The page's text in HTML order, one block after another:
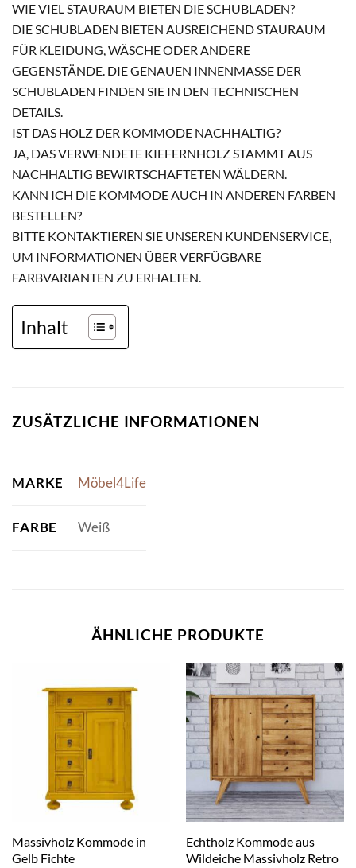
WIE VIEL STAURAUM BIETEN DIE SCHUBLADEN?
DIE SCHUBLADEN BIETEN AUSREICHEND STAURAUM
FÜR KLEIDUNG, WÄSCHE ODER ANDERE
GEGENSTÄNDE. DIE GENAUEN INNENMASSE DER S
CHUBLADEN FINDEN SIE IN DEN TECHNISCHEN D
ETAILS.
IST DAS HOLZ DER KOMMODE NACHHALTIG?
JA, DAS VERWENDETE KIEFERNHOLZ STAMMT AUS
NACHHALTIG BEWIRTSCHAFTETEN WÄLDERN.
KANN ICH DIE KOMMODE AUCH IN ANDEREN FARBEN
BESTELLEN?
BITTE KONTAKTIEREN SIE UNSEREN KUNDENSERVICE,
UM INFORMATIONEN ÜBER VERFÜGBARE
FARBVARIANTEN ZU ERHALTEN.
Inhalt
ZUSÄTZLICHE INFORMATIONEN
MARKE Möbel4Life
FARBE Weiß
ÄHNLICHE PRODUKTE
Massivholz Kommode in
Gelb Fichte
Echtholz Kommode aus
Wildeiche Massivholz Retro